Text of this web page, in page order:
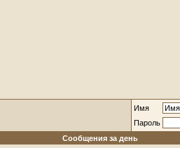
Имя
Пароль
Сообщения за день